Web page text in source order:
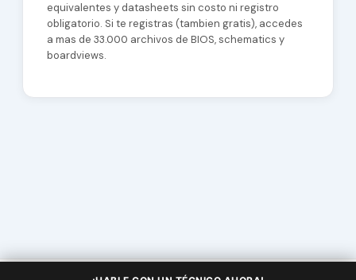
equivalentes y datasheets sin costo ni registro
obligatorio. Si te registras (tambien gratis), accedes
a mas de 33.000 archivos de BIOS, schematics y
boardviews.